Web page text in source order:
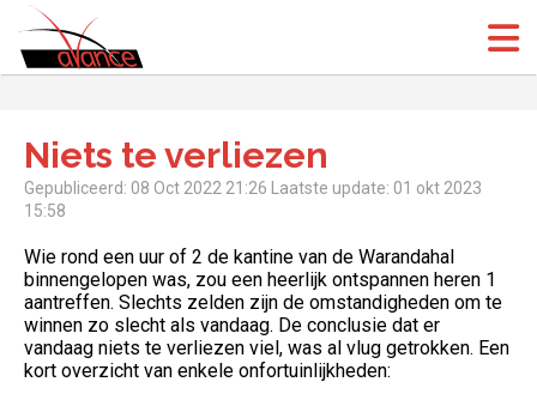
Niets te verliezen
Gepubliceerd: 08 Oct 2022 21:26
Laatste update: 01 okt 2023
15:58
Wie rond een uur of 2 de kantine van de Warandahal
binnengelopen was, zou een heerlijk ontspannen heren 1
aantreffen. Slechts zelden zijn de omstandigheden om te
winnen zo slecht als vandaag. De conclusie dat er
vandaag niets te verliezen viel, was al vlug getrokken. Een
kort overzicht van enkele onfortuinlijkheden: